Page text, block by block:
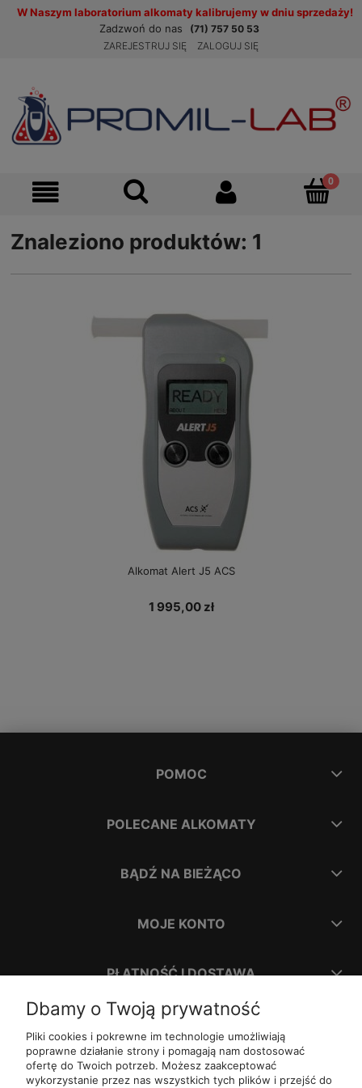
W Naszym laboratorium alkomaty kalibrujemy w dniu sprzedaży!
Zadzwoń do nas
(71) 757 50 53
ZAREJESTRUJ SIĘ
ZALOGUJ SIĘ
Znaleziono produktów: 1
Alkomat Alert J5 ACS
1 995,00 zł
POMOC
POLECANE ALKOMATY
BĄDŹ NA BIEŻĄCO
MOJE KONTO
PŁATNOŚĆ I DOSTAWA
INFORMACJE
O NAS
Dbamy o Twoją prywatność
Pliki cookies i pokrewne im technologie umożliwiają
poprawne działanie strony i pomagają nam dostosować
ofertę do Twoich potrzeb. Możesz zaakceptować
wykorzystanie przez nas wszystkich tych plików i przejść do